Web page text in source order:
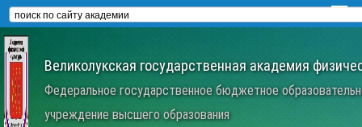
Великолукская государственная академия
Федеральное государственное бюджетное
учреждение высшего образования